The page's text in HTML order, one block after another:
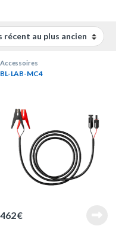
Accessoires
BL-LAB-MC4
462€